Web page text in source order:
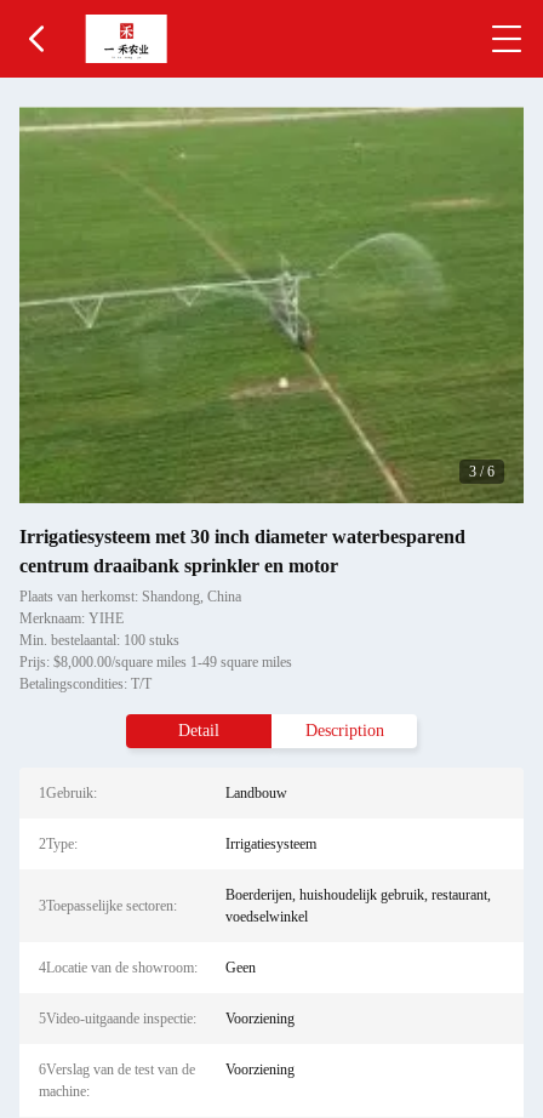
3 /6
Irrigatiesysteem met 30 inch diameter waterbesparend
centrum draaibank sprinkler en motor
Plaats van herkomst: Shandong, China
Merknaam: YIHE
Min. bestelaantal: 100 stuks
Prijs: $8,000.00/square miles 1-49 square miles
Betalingscondities: T/T
Detail Description
1Gebruik: Landbouw
2Type: Irrigatiesysteem
3Toepasselijke sectoren:
Boerderijen, huishoudelijk gebruik, restaurant,
voedselwinkel
4Locatie van de showroom: Geen
5Video-uitgaande inspectie: Voorziening
6Verslag van de test van de
machine:
Voorziening